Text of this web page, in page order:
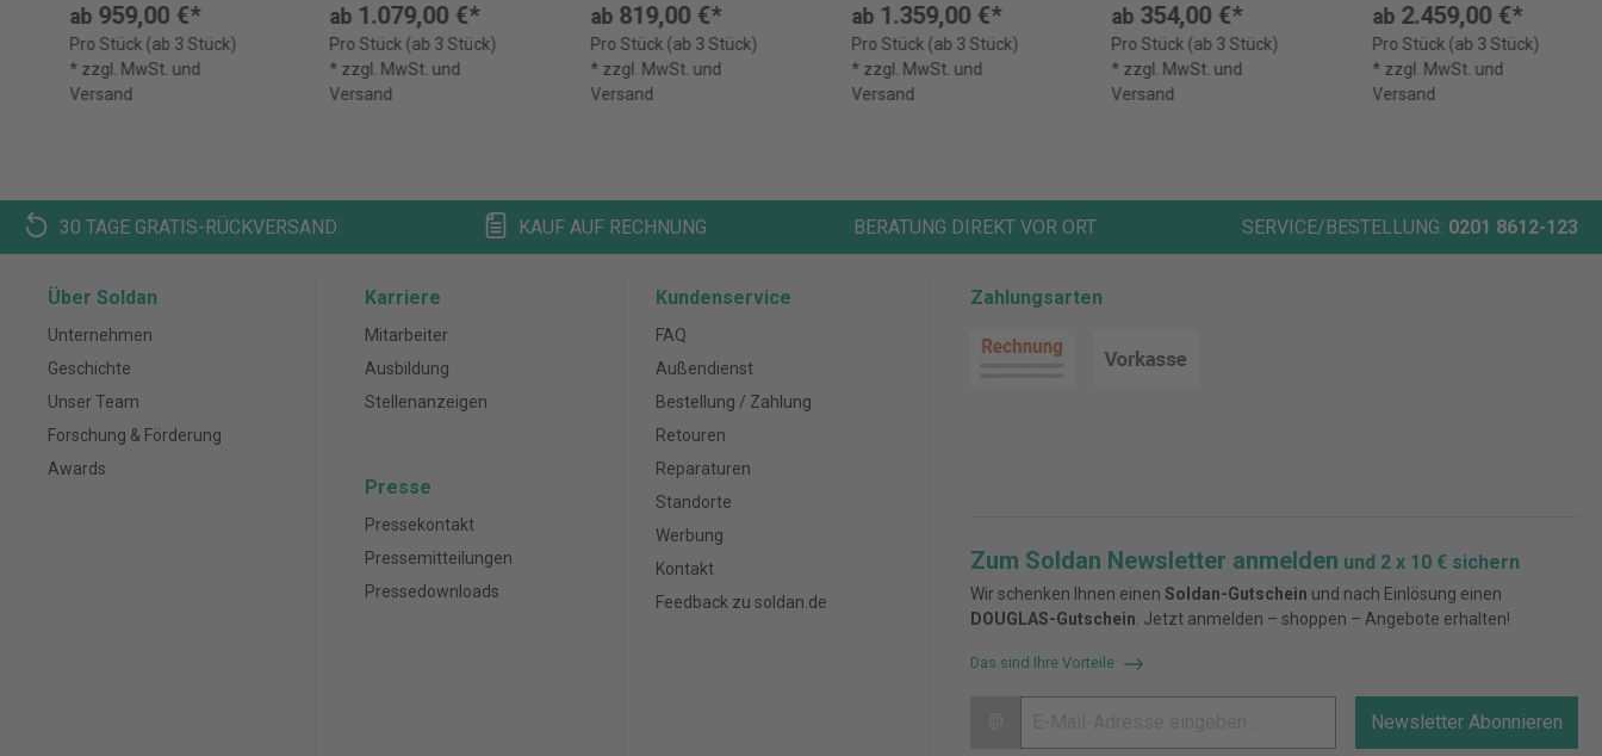
Sicherheitsstufe
P-5
ab959,00 €*
Pro Stück (ab 3 Stück)
* zzgl. MwSt. und
Versand
TEAM
Sicherheitsstufe
P-5
ab 1.079,00 €*
Pro Stück (ab 3 Stück)
* zzgl. MwSt. und
Versand
Sicherheitsstufe
P-5
ab 819,00 €*
Pro Stück (ab 3 Stück)
* zzgl. MwSt. und
Versand
Sicherheitsstufe
P-7
ab1.359,00 €*
Pro Stück (ab 3 Stück)
* zzgl. MwSt. und
Versand
Sicherheitsstufe
P-5
ab 354,00 €*
Pro Stück (ab 3 Stück)
* zzgl. MwSt. und
Versand
Sichherheitsstufe
P-5
ab 2.459,00 €*
Pro Stück (ab 3 Stück)
* zzgl. MwSt. und
Versand
30 TAGE GRATIS-RÜCKVERSAND KAUF AUF RECHNUNG BERATUNG DIREKT VOR ORT SERVICE/BESTELLUNG: 0201 8612-123
Über Soldan
Unternehmen
Geschichte
Unser Team
Forschung & Förderung
Awards
Karriere
Mitarbeiter
Ausbildung
Stellenanzeigen
Presse
Pressekontakt
Pressemitteilungen
Pressedownloads
Kundenservice
FAQ
Außendienst
Bestellung / Zahlung
Retouren
Reparaturen
Standorte
Werbung
Kontakt
Feedback zu soldan.de
Zahlungsarten
Zum Soldan Newsletter anmelden und 2 x 10 € sichern
Wir schenken Ihnen einen Soldan-Gutschein und nach Einlösung einen
DOUGLAS-Gutschein . Jetzt anmelden – shoppen – Angebote erhalten!
Das sind Ihre Vorteile
Newsletter Abonnieren